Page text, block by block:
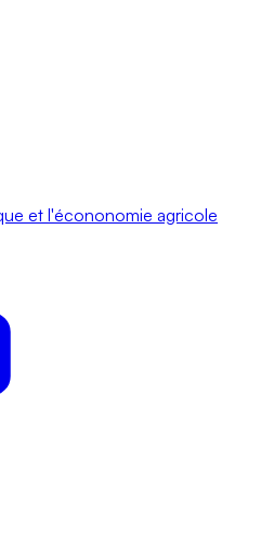
et l'écononomie agricole